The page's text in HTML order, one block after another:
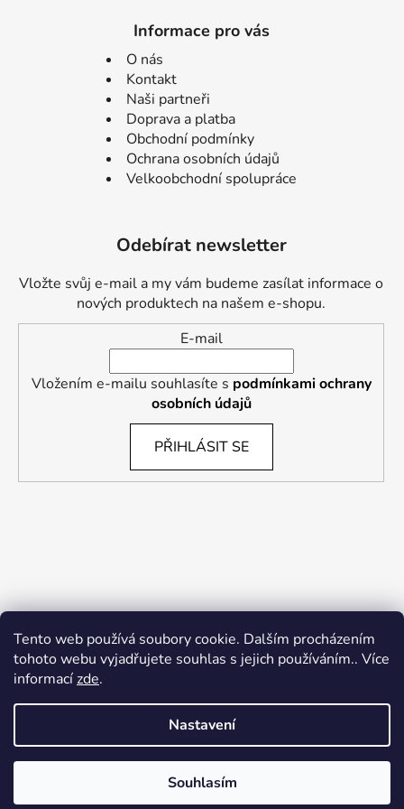
Tento web používá soubory cookie. Dalším procházením
tohoto webu vyjadřujete souhlas s jejich používáním.. Více
informacízde.
Nastavení
Souhlasím
Informace pro vás
O nás
Kontakt
Naši partneři
Doprava a platba
Obchodní podmínky
Ochrana osobních údajů
Velkoobchodní spolupráce
Odebírat newsletter
Vložte svůj e-mail a my vám budeme zasílat informace o
nových produktech na našem e-shopu.
E-mail
Vložením e-mailu souhlasíte s podmínkami ochrany
osobních údajů
PŘIHLÁSIT SE
Vytvořil Shoptet